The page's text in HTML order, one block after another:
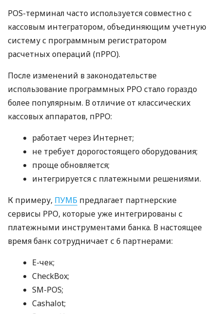
POS-терминал часто используется совместно с
кассовым интегратором, объединяющим учетную
систему с программным регистратором
расчетных операций (пРРО).
После изменений в законодательстве
использование программных РРО стало гораздо
более популярным. В отличие от классических
кассовых аппаратов, пРРО:
работает через Интернет;
не требует дорогостоящего оборудования;
проще обновляется;
интегрируется с платежными решениями.
К примеру, ПУМБ предлагает партнерские
сервисы РРО, которые уже интегрированы с
платежными инструментами банка. В настоящее
время банк сотрудничает с 6 партнерами:
E-чек;
CheckBox;
SM-POS;
Cashalot;